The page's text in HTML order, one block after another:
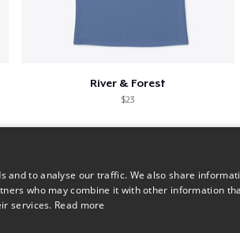
River & Forest
$23
and to analyse our traffic. We also share
who may combine it with other information
services. Read more